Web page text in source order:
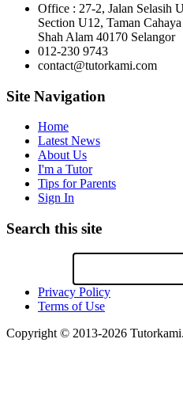
Office : 27-2, Jalan Selasih
Section U12, Taman
Shah Alam 40170 Selangor
012-230 9743
contact@tutorkami.com
Site Navigation
Home
Latest News
About Us
I'm a Tutor
Tips for Parents
Sign In
Search this site
Privacy Policy
Terms of Use
Copyright © 2013-2026